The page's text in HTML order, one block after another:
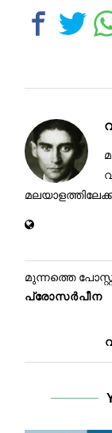
മുന്നത്തെ
പ്രോസര്‍പീന